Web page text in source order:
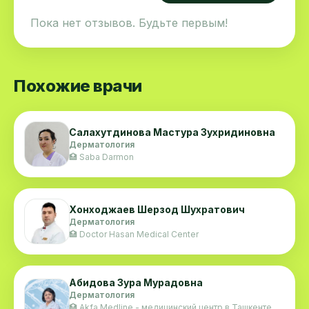
Пока нет отзывов. Будьте первым!
Похожие врачи
Салахутдинова Мастура Зухридиновна
Дерматология
🏥 Saba Darmon
Хонходжаев Шерзод Шухратович
Дерматология
🏥 Doctor Hasan Medical Center
Абидова Зура Мурадовна
Дерматология